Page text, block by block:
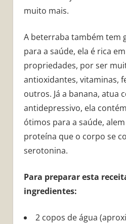
muito mais.
A beterraba também tem
para a saúde, ela é rica
propriedades, por ser
antioxidantes, vitaminas,
outros. Já a banana, atua
antidepressivo, ela
ótimos para a saúde,
proteína que o corpo se
serotonina.
Para preparar esta
ingredientes:
2 copos de água